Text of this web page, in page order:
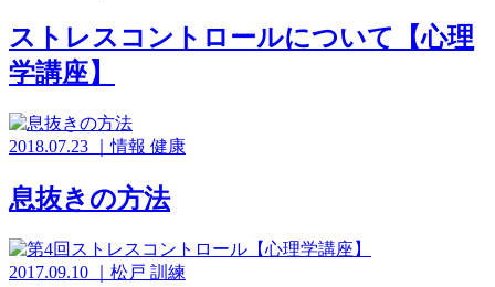
ストレスコントロールについて【心理
学講座】
2018.07.23 ｜情報 健康
息抜きの方法
2017.09.10 松戸 訓練